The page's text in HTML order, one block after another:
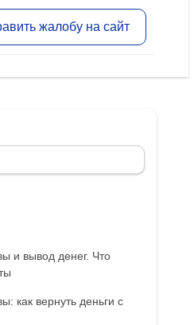
жалобу на сайт
и вывод денег. Что
как вернуть деньги с